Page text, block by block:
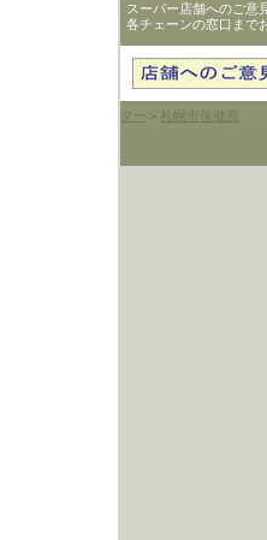
スーパー店舗へのご意
各チェーンの窓口まで
ター
＞ 札幌市保健所